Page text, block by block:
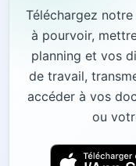
Téléchargez
à pourvoir,
planning et vos
de travail,
accéder à vos
ou